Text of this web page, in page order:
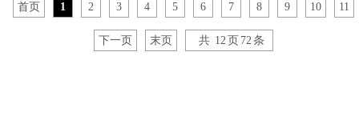
首页 1 2 3 4 5 6 7 8 9 10 11
下一页 末页 共 12 页 72条